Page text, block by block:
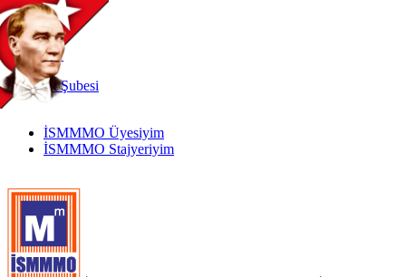
TR
|
EN
İnternetŞubesi
İSMMMO Üyesiyim
İSMMMO Stajyeriyim